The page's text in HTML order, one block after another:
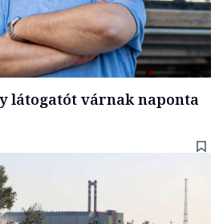
látogatót várnak naponta